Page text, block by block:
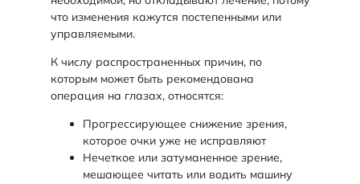
что изменения кажутся постепенными или
управляемыми.
К числу распространенных причин, по
которым может быть рекомендована
операция на глазах, относятся:
Прогрессирующее снижение зрения,
которое очки уже не исправляют
Нечеткое или затуманенное зрение,
мешающее читать или водить машину